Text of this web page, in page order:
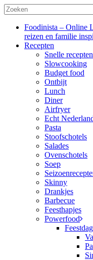
Foodinista – Online
reizen en familie
Recepten
Snelle
Slowcooking
Budget food
Ontbijt
Lunch
Diner
Airfryer
Echt
Pasta
Stoofschotels
Salades
Ovenschotels
Soep
Skinny
Drankjes
Barbecue
Feesthapjes
Powerfood